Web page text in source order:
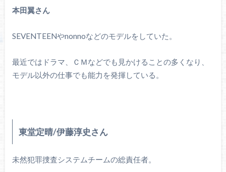
本田翼さん
SEVENTEENやnonnoなどのモデルをしていた。
最近ではドラマ、ＣＭなどでも見かけることの多くなり、
モデル以外の仕事でも能力を発揮している。
東堂定晴/伊藤淳史さん
未然犯罪捜査システムチームの総責任者。